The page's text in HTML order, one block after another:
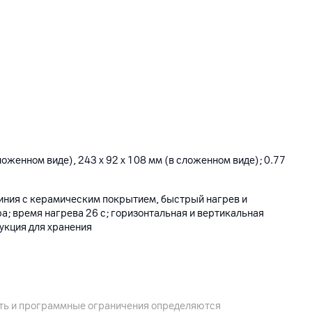
виде), 243 x 92 x 108 мм (в сложенном виде); 0.77
с керамическим покрытием, быстрый нагрев и
время нагрева 26 с; горизонтальная и вертикальная
для хранения
и программные ограничения определяются